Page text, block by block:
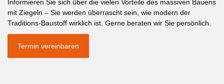
Informieren Sie sich über die vielen Vorteile des massiven Bauens
mit Ziegeln – Sie werden überrascht sein, wie modern der
Traditions-Baustoff wirklich ist. Gerne beraten wir Sie persönlich.
Termin vereinbaren